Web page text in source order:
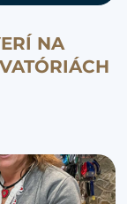
NA